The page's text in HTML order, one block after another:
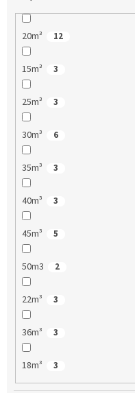
20m³ 12
15m³ 3
25m³ 3
30m³ 6
35m³ 3
40m³ 3
45m³ 5
50m3 2
22m³ 3
36m³ 3
18m³ 3